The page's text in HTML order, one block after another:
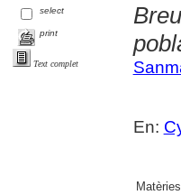
select
print
Text complet
En: